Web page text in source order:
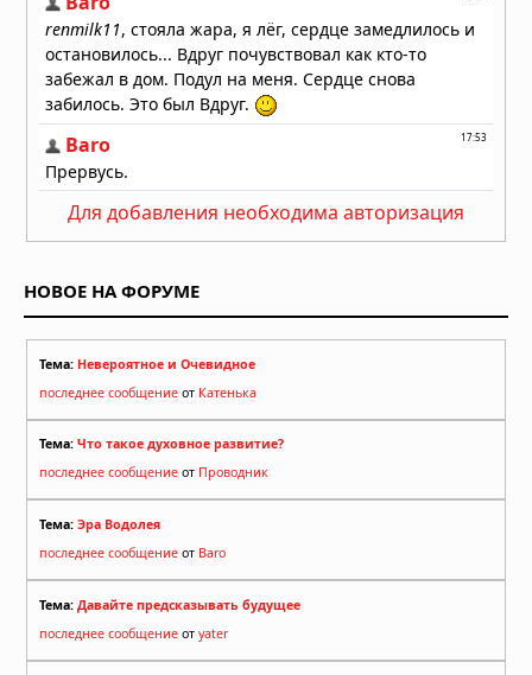
Для добавления необходима авторизация
НОВОЕ НА ФОРУМЕ
Тема: Невероятное и Очевидное
последнее сообщение от Катенька
Тема: Что такое духовное развитие?
последнее сообщение от Проводник
Тема: Эра Водолея
последнее сообщение от Baro
Тема: Давайте предсказывать будущее
последнее сообщение от yater